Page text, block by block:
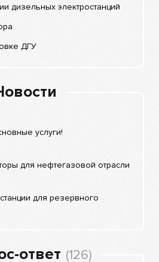
дизельных электростанций
ДГУ
услуги!
для нефтегазовой отрасли
для резервного
ответ (126)